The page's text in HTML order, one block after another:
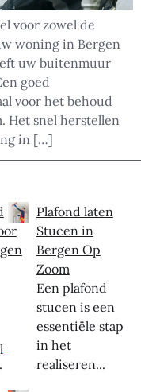
voor zowel de
woning in Bergen
uw buitenmuur
goed
voor het behoud
Het snel herstellen
in […]
Plafond laten
Stucen in
Bergen Op
Zoom
Een plafond
stucen is een
essentiële stap
in het
realiseren...